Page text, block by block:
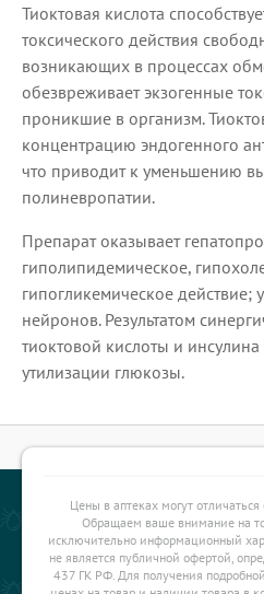
Тиоктовая кислота
токсического действия
возникающих в процессах
обезвреживает экзогенные
проникшие в организм.
концентрацию эндогенного
что приводит к уменьшению
полиневропатии.
Препарат оказывает
гиполипидемическое,
гипогликемическое действие;
нейронов. Результатом
тиоктовой кислоты и
утилизации глюкозы.
Цены в аптеках могут
Обращаем ваше внимание на
исключительно информационный
не является публичной офертой,
437 ГК РФ. Для получения